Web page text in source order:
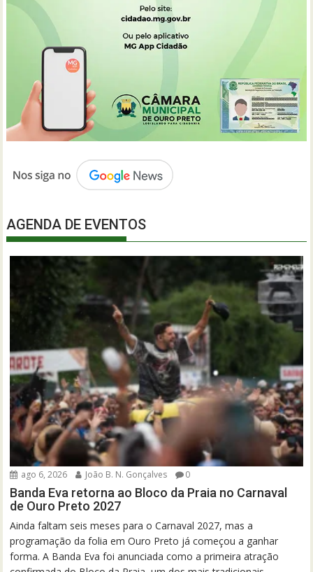
AGENDA DE EVENTOS
ago 6, 2026 João B. N. Gonçalves 0
Banda Eva retorna ao Bloco da Praia no Carnaval
de Ouro Preto 2027
Ainda faltam seis meses para o Carnaval 2027, mas a
programação da folia em Ouro Preto já começou a ganhar
forma. A Banda Eva foi anunciada como a primeira atração